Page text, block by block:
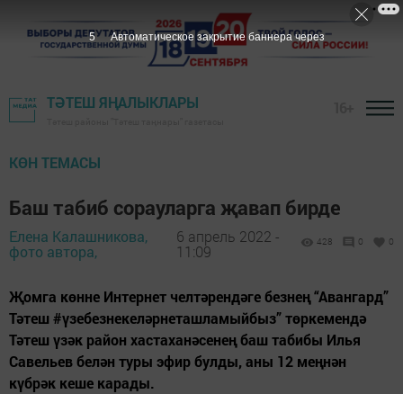
ТӘТЕШ ЯҢАЛЫКЛАРЫ
КӨН ТЕМАСЫ
Баш табиб сорауларга җавап бирде
Елена Калашникова,
фото автора,
6 апрель 2022 -
11:09
428 0 0
Җомга көнне Интернет челтәрендәге безнең “Авангард”
Тәтеш #үзебезнекеләрнеташламыйбыз” төркемендә
Тәтеш үзәк район хастаханәсенең баш табибы Илья
Савельев белән туры эфир булды, аны 12 меңнән
күбрәк кеше карады.
4 Автоматическое закрытие баннера через